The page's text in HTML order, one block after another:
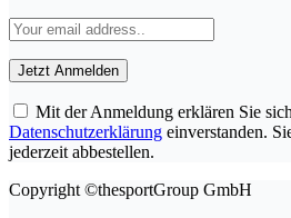
Mit der Anmeldung erklären Sie
Datenschutzerklärung einverstanden.
jederzeit abbestellen.
Copyright ©thesportGroup GmbH